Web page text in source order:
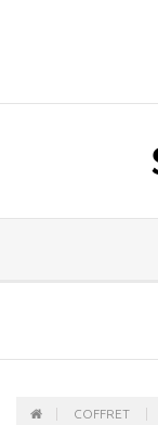
COFFRET